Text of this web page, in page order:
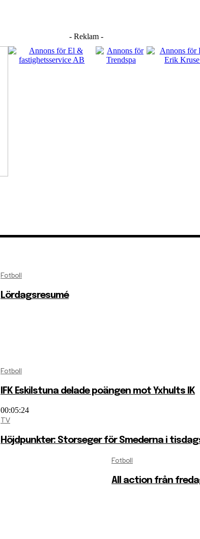
- Reklam -
Fotboll
Lördagsresumé
Fotboll
IFK Eskilstuna delade poängen mot Yxhults IK
00:05:24
TV
Höjdpunkter: Storseger för Smederna i
Fotboll
All action från